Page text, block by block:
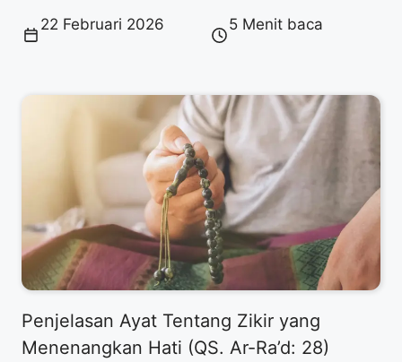
22 Februari 2026 5 Menit baca
Penjelasan Ayat Tentang Zikir yang
Menenangkan Hati (QS. Ar-Ra’d: 28)